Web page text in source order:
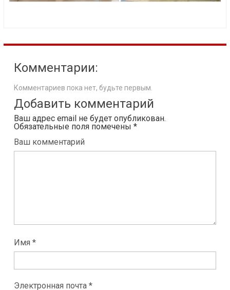
Комментарии:
Комментариев пока нет, будьте первым.
Добавить комментарий
Ваш адрес email не будет опубликован.
Обязательные поля помечены *
Ваш комментарий
Имя *
Электронная почта *